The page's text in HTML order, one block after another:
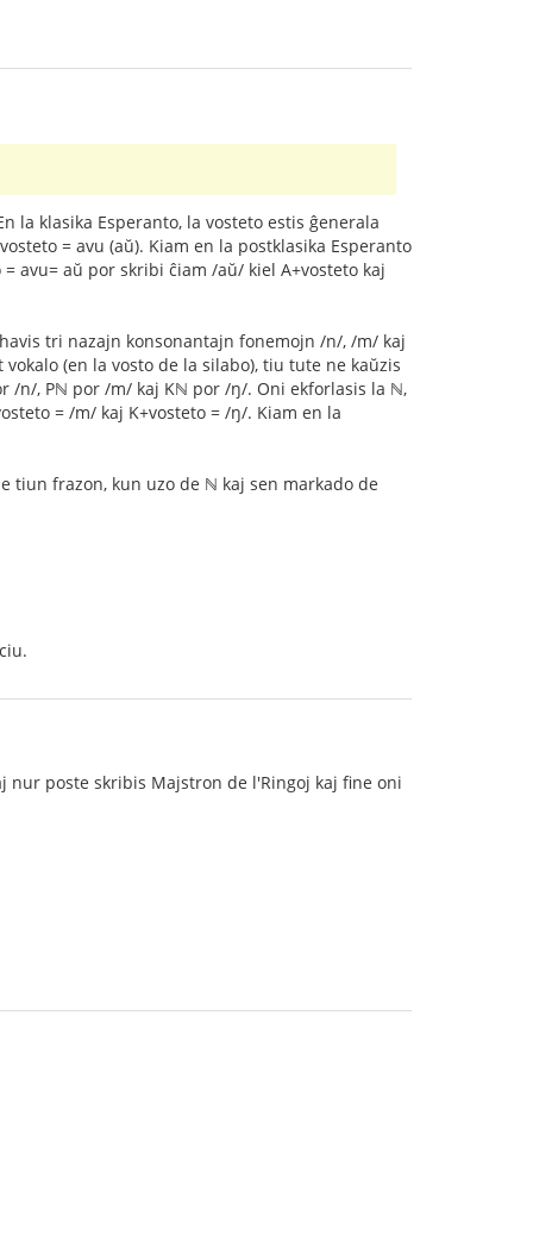
la klasika Esperanto, la vosteto estis ĝenerala
= avu (aŭ). Kiam en la postklasika Esperanto
avu= aŭ por skribi ĉiam /aŭ/ kiel A+vosteto kaj
tri nazajn konsonantajn fonemojn /n/, /m/ kaj
(en la vosto de la silabo), tiu tute ne kaŭzis
/n/, Pℕ por /m/ kaj Kℕ por /ŋ/. Oni ekforlasis la ℕ,
= /m/ kaj K+vosteto = /ŋ/. Kiam en la
tiun frazon, kun uzo de ℕ kaj sen markado de
nur poste skribis Majstron de l'Ringoj kaj fine oni